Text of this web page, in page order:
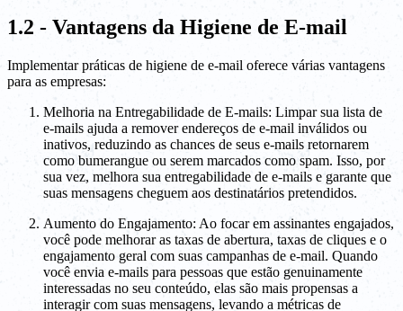
1.2 - Vantagens da Higiene de E-mail
Implementar práticas de higiene de e-mail oferece várias vantagens
para as empresas:
Melhoria na Entregabilidade de E-mails: Limpar sua lista de
e-mails ajuda a remover endereços de e-mail inválidos ou
inativos, reduzindo as chances de seus e-mails retornarem
como bumerangue ou serem marcados como spam. Isso, por
sua vez, melhora sua entregabilidade de e-mails e garante que
suas mensagens cheguem aos destinatários pretendidos.
Aumento do Engajamento: Ao focar em assinantes engajados,
você pode melhorar as taxas de abertura, taxas de cliques e o
engajamento geral com suas campanhas de e-mail. Quando
você envia e-mails para pessoas que estão genuinamente
interessadas no seu conteúdo, elas são mais propensas a
interagir com suas mensagens, levando a métricas de